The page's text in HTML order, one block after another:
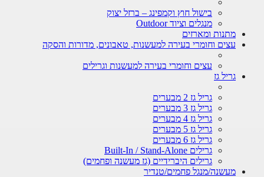
בישול חוץ וקמפינג – ברזל יצוק
מנגלים וציוד Outdoor
מתנות ומארזים
עצים וחומרי בעירה למעשנות, טאבונים, מדורות והסקה
עצים וחומרי בעירה למעשנות וגרילים
גריל גז
גריל גז 2 מבערים
גריל גז 3 מבערים
גריל גז 4 מבערים
גריל גז 5 מבערים
גריל גז 6 מבערים
גרילים Built-In / Stand-Alone
גרילים היברידיים (גז מעשנה ופחמים)
מעשנה/מנגל פחמים/טנדיר